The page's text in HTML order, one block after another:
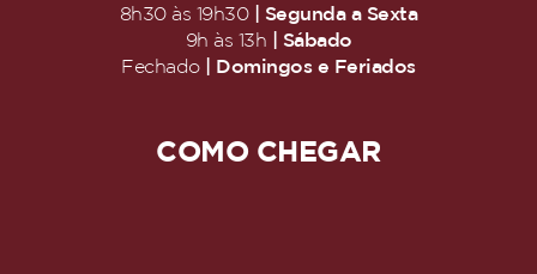
8h30 às 19h30
| Segunda a Sexta
9h às 13h
| Sábado
Fechado
| Domingos e Feriados
COMO CHEGAR